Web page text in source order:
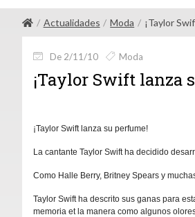
Actualidades Moda ¡Taylor
De 2/11/10 Moda
¡Taylor Swift lanza
¡Taylor Swift lanza su perfume!
La cantante Taylor Swift ha decidido
Como Halle Berry, Britney Spears y
Taylor Swift ha descrito sus ganas para
memoria et la manera como algunos